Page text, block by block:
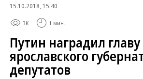
15.10.2018, 15:40
3K 1 мин.
Путин наградил
ярославского
депутатов